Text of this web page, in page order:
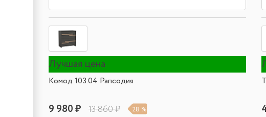
Лучшая цена
Комод 103.04 Рапсодия
9 980 ₽ 13 860 ₽ 28 %